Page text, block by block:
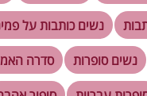
נשים כותבות על
נשים סופרות
סדרה